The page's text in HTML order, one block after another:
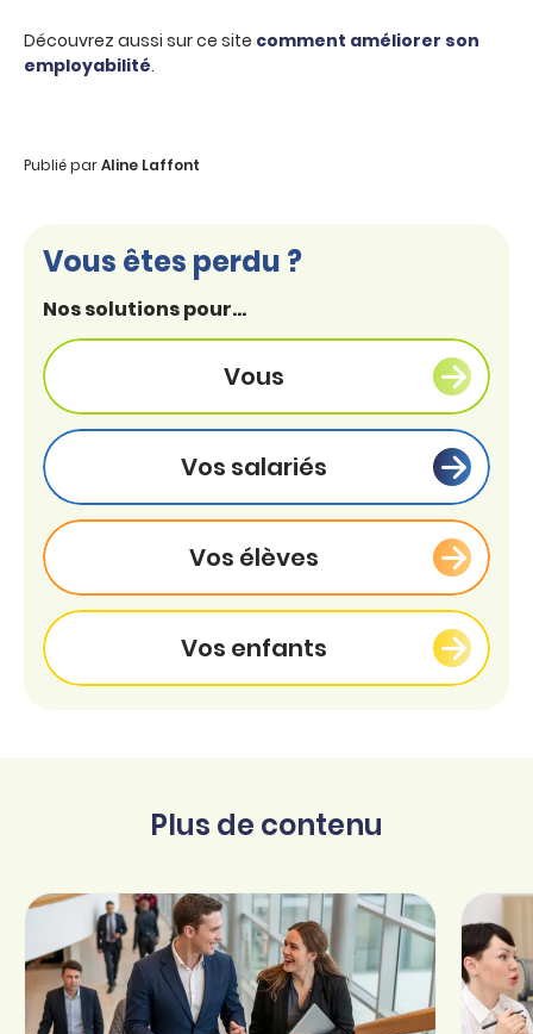
Découvrez aussi sur ce site comment améliorer son
employabilité.
Publié parAline Laffont
Vous êtes perdu ?
Nos solutions pour...
Vous
Vos salariés
Vos élèves
Vos enfants
Plus de contenu